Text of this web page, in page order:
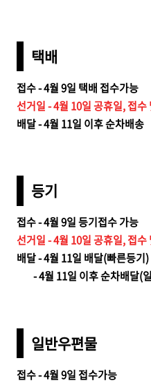
택배
접수 - 4월 9일 택배 접수가능
선거일 - 4월 10일 공휴일, 접수
배달 - 4월 11일 이후 순차배송
등기
접수 - 4월 9일 등기접수 가능
선거일 - 4월 10일 공휴일, 접수
배달 - 4월 11일 배달(빠른등기)
- 4월 11일 이후 순차배달(
일반우편물
접수 - 4월 9일 접수가능